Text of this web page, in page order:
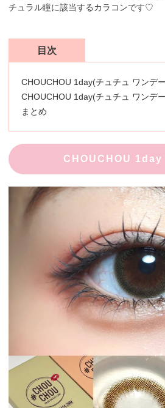
チュラル瞳に該当するカラコンです♡
目次
CHOUCHOU 1day(チュチュ ワンデ
CHOUCHOU 1day(チュチュ ワンデ
まとめ
CHOUCHOU 1day